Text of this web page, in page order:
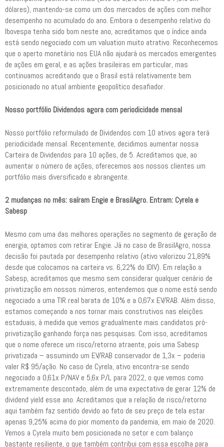
dólares), mantendo-se como um dos mercados de ações com melhor
desempenho no acumulado do ano. Embora o desempenho relativo do
Ibovespa tenha sido bom neste ano, acreditamos que o índice ainda
está sendo negociado com um valuation muito atrativo. Reconhecemos
que o aperto monetário nos EUA não ajudará os mercados emergentes
de ações em geral, e as ações brasileiras em particular, mas
continuamos acreditando que o Brasil está relativamente bem
posicionado no atual ambiente geopolítico desafiador.
Nosso portfólio Dividendos agora com periodicidade mensal
Nosso portfólio reformulado de Dividendos com 10 ativos agora terá
periodicidade mensal. Recentemente, decidimos aumentar nossa
Carteira de Dividendos para 10 ações, de 5. Acreditamos que, ao
aumentar o número de ações, oferecemos aos nossos clientes um
portfólio mais diversificado e abrangente.
2 mudanças no mês: saíram Engie e BrasilAgro. Entram: Cyrela e
Sabesp
Mesmo com uma das melhores operações no segmento de geração de
energia, optamos com retirar Engie. Já no caso de BrasilAgro, nossa
decisão foi pautada por desempenho relativo (ativo valorizou 21,89%
desde que colocamos na carteira vs. 6,22% do IDIV). Em relação a
Sabesp, acreditamos que mesmo sem considerar qualquer cenário de
privatização em nossos números, entendemos que o nome está sendo
negociado a uma TIR real barata de 10% e a 0,67x EV/RAB. Além disso,
estamos começando a nos tornar mais construtivos nas eleições
estaduais, à medida que vemos gradualmente mais candidatos pró-
privatização ganhando força nas pesquisas. Com isso, acreditamos
que o nome oferece um risco/retorno atraente, pois uma Sabesp
privatizada – assumindo um EV/RAB conservador de 1,3x – poderia
valer R$ 95/ação. No caso de Cyrela, ativo encontra-se sendo
negociado a 0,61x P/NAV e 5,6x P/L para 2022, o que vemos como
extremamente descontado, além de uma expectativa de gerar 12% de
dividend yield esse ano. Acreditamos que a relação de risco/retorno
aqui também faz sentido devido ao fato de seu preço de tela estar
apenas 9,25% acima do pior momento da pandemia, em maio de 2020.
Vemos a Cyrela muito bem posicionada no setor e com balanço
bastante resiliente, o que também contribui com essa escolha para